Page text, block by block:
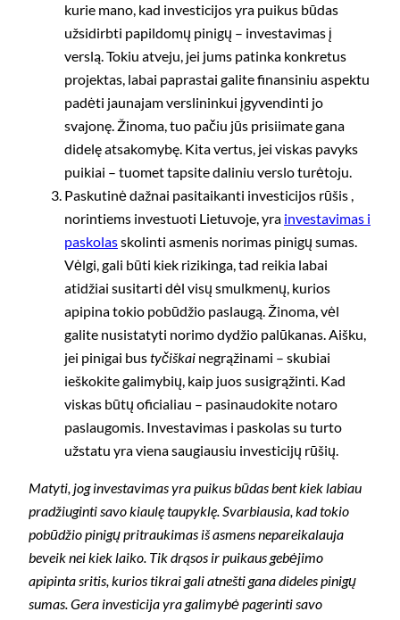
kurie mano, kad investicijos yra puikus būdas
užsidirbti papildomų pinigų – investavimas į
verslą. Tokiu atveju, jei jums patinka konkretus
projektas, labai paprastai galite finansiniu aspektu
padėti jaunajam verslininkui įgyvendinti jo
svajonę. Žinoma, tuo pačiu jūs prisiimate gana
didelę atsakomybę. Kita vertus, jei viskas pavyks
puikiai – tuomet tapsite daliniu verslo turėtoju.
Paskutinė dažnai pasitaikanti investicijos rūšis ,
norintiems investuoti Lietuvoje, yra investavimas i
paskolasskolinti asmenis norimas pinigų sumas.
Vėlgi, gali būti kiek rizikinga, tad reikia labai
atidžiai susitarti dėl visų smulkmenų, kurios
apipina tokio pobūdžio paslaugą. Žinoma, vėl
galite nusistatyti norimo dydžio palūkanas. Aišku,
jei pinigai bustyčiškai negrąžinami – skubiai
ieškokite galimybių, kaip juos susigrąžinti. Kad
viskas būtų oficialiau – pasinaudokite notaro
paslaugomis. Investavimas i paskolas su turto
užstatu yra viena saugiausiu investicijų rūšių.
Matyti, jog investavimas yra puikus būdas bent kiek labiau
pradžiuginti savo kiaulę taupyklę. Svarbiausia, kad tokio
pobūdžio pinigų pritraukimas iš asmens nepareikalauja
beveik nei kiek laiko. Tik drąsos ir puikaus gebėjimo
apipinta sritis, kurios tikrai gali atnešti gana dideles pinigų
sumas. Gera investicija yra galimybė pagerinti savo